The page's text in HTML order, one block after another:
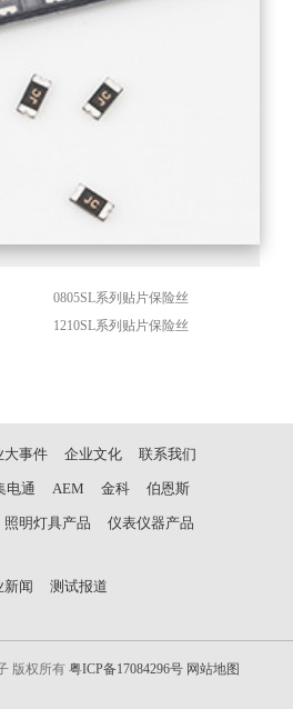
0805SL系列贴片保险丝
1210SL系列贴片保险丝
大事件 企业文化 联系我们
电通 AEM 金科 伯恩斯
照明灯具产品
仪表仪器产品
新闻 测试报道
版权所有 粤ICP备17084296号 网站地图